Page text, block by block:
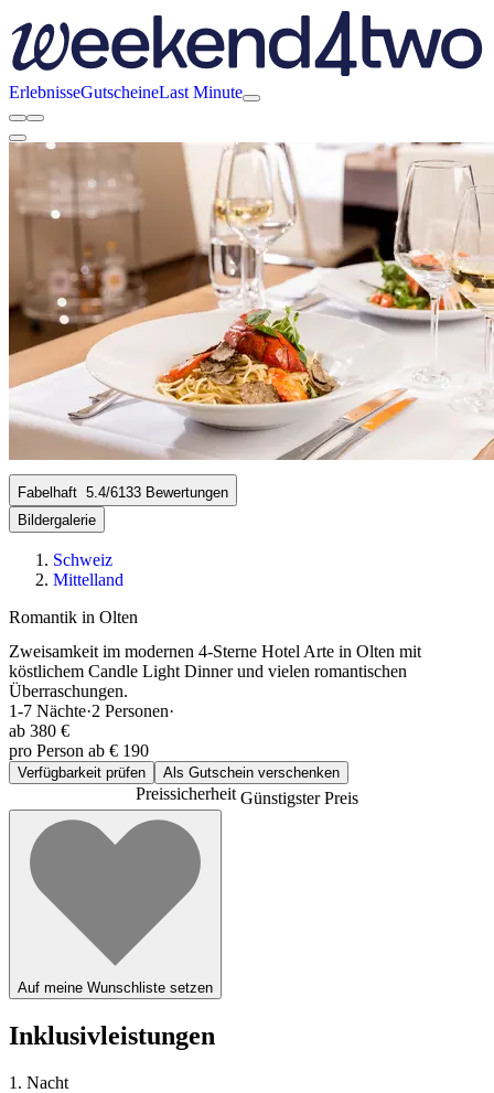
ErlebnisseGutscheineLast Minute
Fabelhaft 5.4/6133 Bewertungen
Bildergalerie
Schweiz
Mittelland
Romantik in Olten
Zweisamkeit im modernen 4-Sterne Hotel Arte in Olten mit
köstlichem Candle Light Dinner und vielen romantischen
Überraschungen.
1-7 Nächte·2 Personen·
ab 380 €
pro Person ab € 190
Verfügbarkeit prüfen Als Gutschein verschenken
PreissicherheitGünstigster Preis
Auf meine Wunschliste setzen
Inklusivleistungen
1. Nacht